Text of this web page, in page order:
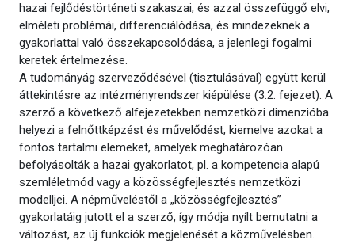
hazai fejlődéstörténeti szakaszai, és azzal összefüggő elvi,
elméleti problémái, differenciálódása, és mindezeknek a
gyakorlattal való összekapcsolódása, a jelenlegi fogalmi
keretek értelmezése.
A tudományág szerveződésével (tisztulásával) együtt kerül
áttekintésre az intézményrendszer kiépülése (3.2. fejezet). A
szerző a következő alfejezetekben nemzetközi dimenzióba
helyezi a felnőttképzést és művelődést, kiemelve azokat a
fontos tartalmi elemeket, amelyek meghatározóan
befolyásolták a hazai gyakorlatot, pl. a kompetencia alapú
szemléletmód vagy a közösségfejlesztés nemzetközi
modelljei. A népműveléstől a „közösségfejlesztés”
gyakorlatáig jutott el a szerző, így módja nyílt bemutatni a
változást, az új funkciók megjelenését a közművelésben.